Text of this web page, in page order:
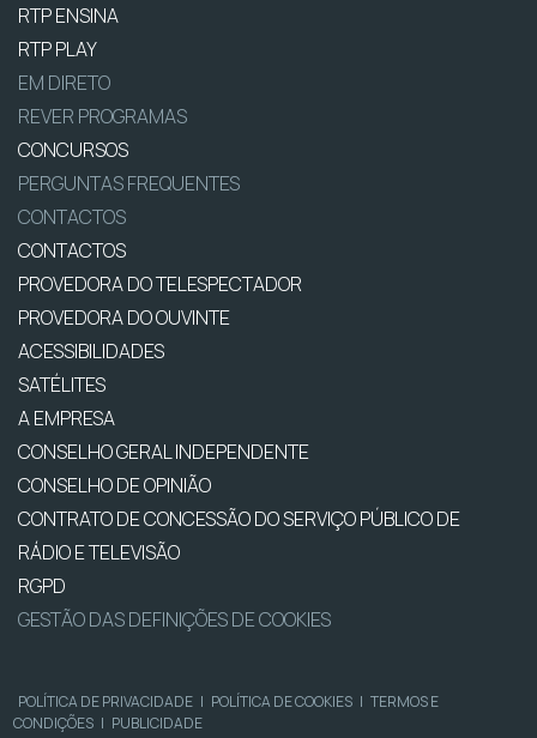
RTP ENSINA
RTP PLAY
EM DIRETO
REVER PROGRAMAS
CONCURSOS
PERGUNTAS FREQUENTES
CONTACTOS
CONTACTOS
PROVEDORA DO TELESPECTADOR
PROVEDORA DO OUVINTE
ACESSIBILIDADES
SATÉLITES
A EMPRESA
CONSELHO GERAL INDEPENDENTE
CONSELHO DE OPINIÃO
CONTRATO DE CONCESSÃO DO SERVIÇO PÚBLICO DE
RÁDIO E TELEVISÃO
RGPD
GESTÃO DAS DEFINIÇÕES DE COOKIES
POLÍTICA DE PRIVACIDADE | POLÍTICA DE COOKIES | TERMOS E
CONDIÇÕES | PUBLICIDADE